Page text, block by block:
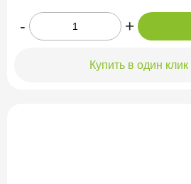
- +
Купить в один клик